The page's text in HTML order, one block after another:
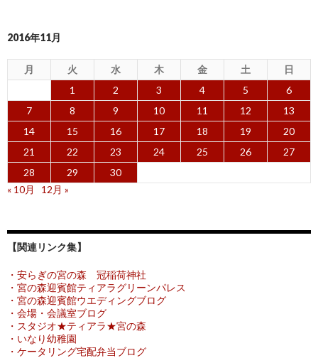
2016年11月
月 火 水 木 金 土
日
1
2 3 4 5
6
7
8 9 10 11 12
13
14
15 16 17 18 19
20
21
22 23 24 25 26
27
28
29
30
« 10月
12月 »
【関連リンク集】
・安らぎの宮の森 冠稲荷神社
・宮の森迎賓館ティアラグリーンパレス
・宮の森迎賓館ウエディングブログ
・会場・会議室ブログ
・スタジオ★ティアラ★宮の森
・いなり幼稚園
・ケータリング宅配弁当ブログ